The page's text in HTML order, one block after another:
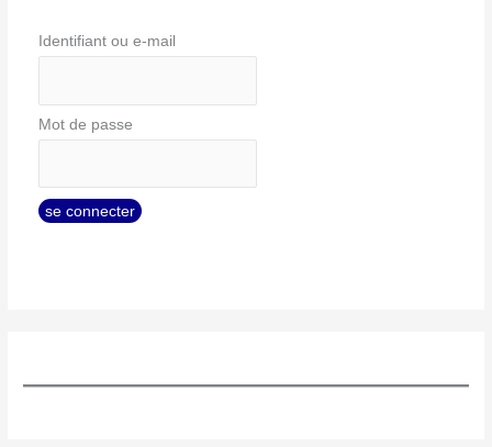
Identifiant ou e-mail
Mot de passe